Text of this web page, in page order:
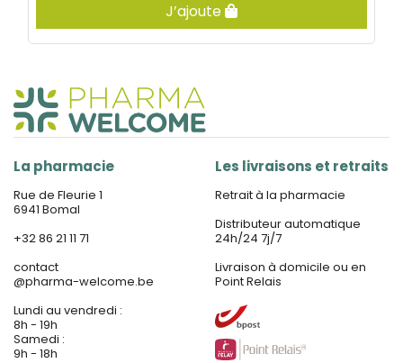
J’ajoute
La pharmacie
Rue de Fleurie 1
6941 Bomal
+32 86 21 11 71
contact
@pharma-welcome.be
Lundi au vendredi :
8h - 19h
Samedi :
9h - 18h
Les livraisons et retraits
Retrait à la pharmacie
Distributeur automatique
24h/24 7j/7
Livraison à domicile ou en
Point Relais